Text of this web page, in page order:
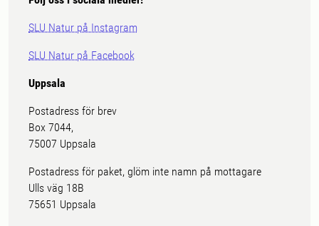
SLU Natur på Instagram
SLU Natur på Facebook
Uppsala
Postadress för brev
Box 7044,
75007 Uppsala
Postadress för paket, glöm inte namn på mottagare
Ulls väg 18B
75651 Uppsala